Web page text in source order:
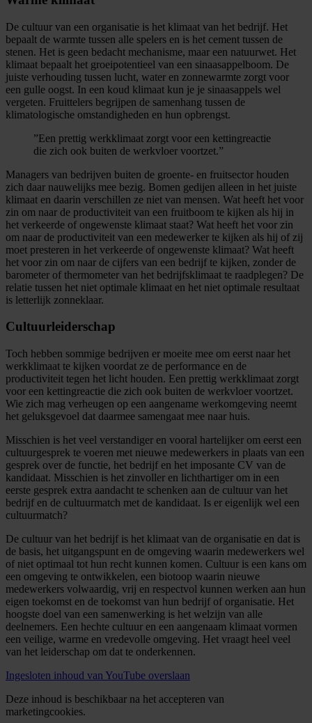
De cultuur van een organisatie is het klimaat van het bedrijf. Het
bepaalt de warmte tussen alle spelers en is het cement tussen de
stenen. Het is geen bedacht mechanisme, maar een natuurwet. Het
klimaat bepaalt het groeipotentieel van een sinaasappelboom. De
juiste verhouding tussen lucht, water en zonnewarmte zorgt voor
een gulle oogst. In een koud klimaat kun je je sinaasappels wel
vergeten. Fruittelers begrijpen de samenhang tussen de
klimatologische omstandigheden en hun opbrengst.
”Een prettig werkklimaat zorgt voor een kettingreactie
die zich ook buiten de werkvloer voortzet.”
Managers van bedrijven buiten de groente- en fruitsector houden
zich daar nauwelijks mee bezig. Bomen gedijen alleen in het juiste
klimaat en daarin verschillen ze niet van mensen. Wat heeft het voor
zin om naar de productiviteit van een fruitboom te kijken als hij in
het verkeerde of ongewenste klimaat staat? Wat heeft het voor zin
om naar de productiviteit van een medewerker te kijken als hij of zij
moet presteren in het verkeerde of ongewenste klimaat? Wat heeft
het voor zin om naar de cijfers van een bedrijf te kijken, zonder de
barometer of thermometer van het bedrijfsklimaat te raadplegen? De
relatie tussen het niet optimale klimaat en het niet optimale resultaat
is letterlijk zonneklaar.
Cultuurleiderschap
Toch hebben sommige bedrijven er moeite mee om eerst naar het
werkklimaat te kijken voordat ze de performance en de
productiviteit tegen het licht houden. Een prettig werkklimaat zorgt
voor een kettingreactie die zich ook buiten de werkvloer voortzet.
Wie zich mag verheugen op een aangename werkomgeving neemt
het geluksgevoel dat daarmee samengaat mee naar huis.
Misschien is het veel verstandiger en vooral hartelijker om eerst een
cultuurgesprek te voeren met nieuwe medewerkers in plaats van een
gesprek over de functie, het bedrijf en het imposante CV van de
kandidaat. Misschien is het zinvoller en lichthartiger om in een
eerste gesprek extra aandacht te schenken aan de cultuur van het
bedrijf en de cultuurmatch met de kandidaat. Is er eigenlijk wel een
cultuurmatch?
De cultuur van het bedrijf is het klimaat van de organisatie en dat is
de basis, het uitgangspunt en de omgeving waarin medewerkers wel
of niet optimaal tot hun recht kunnen komen. Cultuur is een kans om
een omgeving te ontwikkelen, een biotoop waarin nieuwe
medewerkers volwaardig, vrij en respectvol kunnen werken aan hun
eigen toekomst en de toekomst van hun bedrijf of organisatie. Het
hoogste doel van een samenwerking is het welzijn van alle
deelnemers. Een hechte cultuur en een aangenaam klimaat vormen
een veilige, warme en vredevolle omgeving. Het vraagt heel veel
van het leiderschap om dat te onderkennen.
Ingesloten inhoud van YouTube overslaan
Deze inhoud is beschikbaar na het accepteren van
marketingcookies.